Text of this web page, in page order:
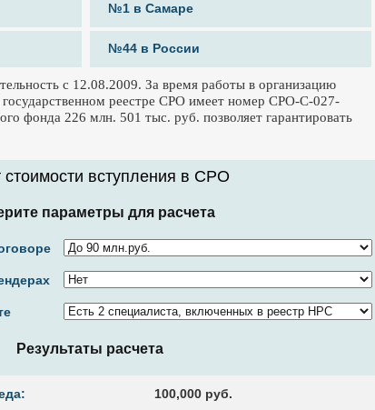
№1 в Самаре
№44 в России
с 12.08.2009. За время работы в организацию
реестре СРО имеет номер СРО-С-027-
фонда 226 млн. 501 тыс. руб. позволяет гарантировать
стоимости вступления в CPO
параметры для расчета
Результаты расчета
100,000 руб.